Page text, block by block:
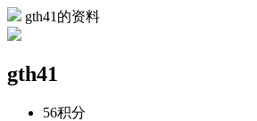
gth41的资料
gth41
56积分